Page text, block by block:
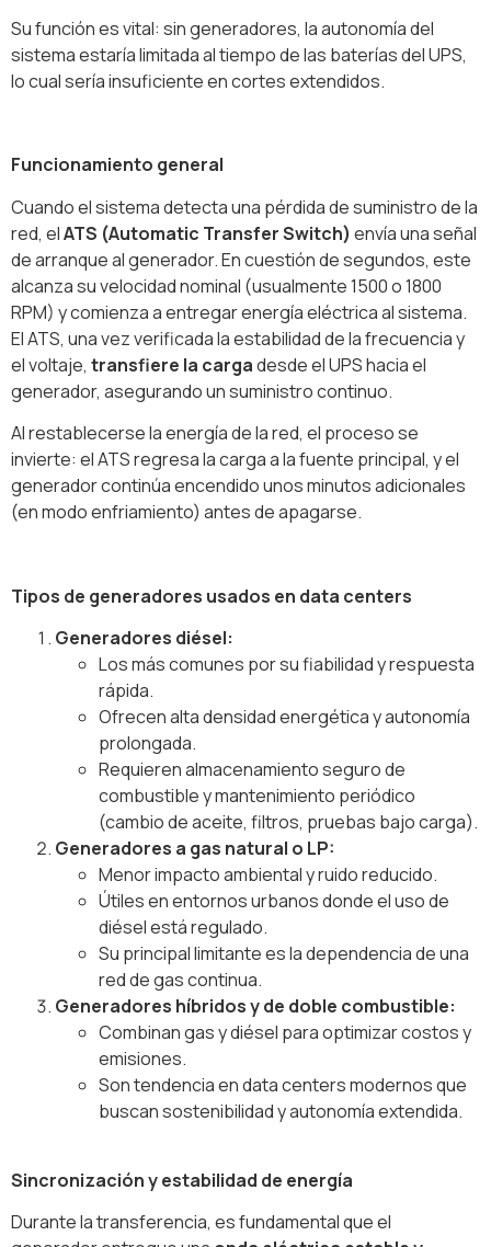
Su función es vital: sin generadores, la autonomía del
sistema estaría limitada al tiempo de las baterías del UPS,
lo cual sería insuficiente en cortes extendidos.
Funcionamiento general
Cuando el sistema detecta una pérdida de suministro de la
red, elATS (Automatic Transfer Switch) envía una señal
de arranque al generador. En cuestión de segundos, este
alcanza su velocidad nominal (usualmente 1500 o 1800
RPM) y comienza a entregar energía eléctrica al sistema.
El ATS, una vez verificada la estabilidad de la frecuencia y
el voltaje, transfiere la cargadesde el UPS hacia el
generador, asegurando un suministro continuo.
Al restablecerse la energía de la red, el proceso se
invierte: el ATS regresa la carga a la fuente principal, y el
generador continúa encendido unos minutos adicionales
(en modo enfriamiento) antes de apagarse.
Tipos de generadores usados en data centers
Generadores diésel:
Los más comunes por su fiabilidad y respuesta
rápida.
Ofrecen alta densidad energética y autonomía
prolongada.
Requieren almacenamiento seguro de
combustible y mantenimiento periódico
(cambio de aceite, filtros, pruebas bajo carga).
Generadores a gas natural o LP:
Menor impacto ambiental y ruido reducido.
Útiles en entornos urbanos donde el uso de
diésel está regulado.
Su principal limitante es la dependencia de una
red de gas continua.
Generadores híbridos y de doble combustible:
Combinan gas y diésel para optimizar costos y
emisiones.
Son tendencia en data centers modernos que
buscan sostenibilidad y autonomía extendida.
Sincronización y estabilidad de energía
Durante la transferencia, es fundamental que el